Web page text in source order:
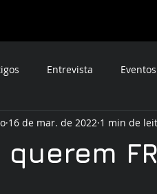
Entrevista Eventos
16 de mar. de 2022 1 min de